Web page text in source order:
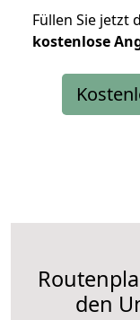
Füllen Sie jetzt
kostenlose
den